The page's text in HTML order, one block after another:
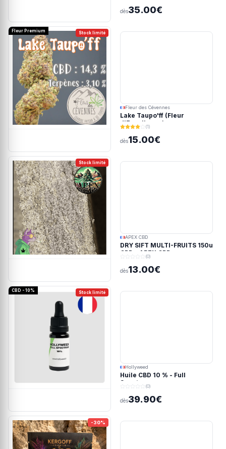
dès35.00€
Stock limité
Fleur Premium
Fleur des Cévennes
Lake Taupo'ff (Fleur
d'Excellence)
(1)
dès15.00€
Stock limité
APEX CBD
DRY SIFT MULTI-FRUITS 150u
CBD - APEX CBD
(0)
dès13.00€
Stock limité
CBD - 10%
Hollyweed
Huile CBD 10 % - Full
Spectrum
(0)
dès39.90€
-30%